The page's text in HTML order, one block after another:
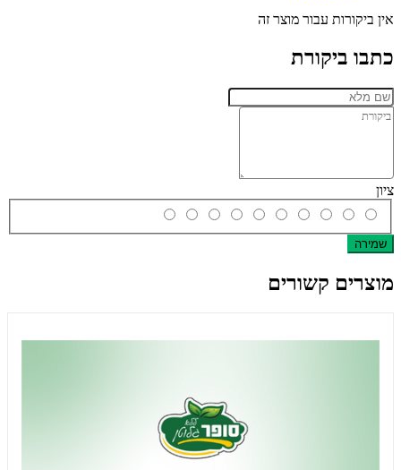
אין ביקורות עבור מוצר זה
כתבו ביקורת
ציון
שמירה
מוצרים קשורים